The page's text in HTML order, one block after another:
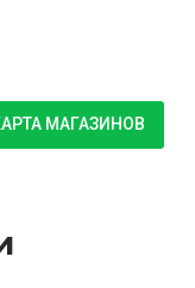
МАГАЗИНОВ